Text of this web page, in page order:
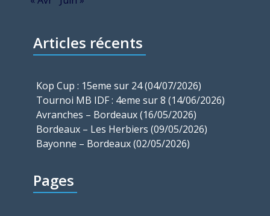
Articles récents
Kop Cup : 15eme sur 24 (04/07/2026)
Tournoi MB IDF : 4eme sur 8 (14/06/2026)
Avranches – Bordeaux (16/05/2026)
Bordeaux – Les Herbiers (09/05/2026)
Bayonne – Bordeaux (02/05/2026)
Pages